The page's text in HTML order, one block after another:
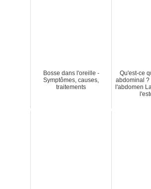
Bosse dans l'oreille -
Symptômes, causes,
traitements
Qu'est-ce
abdominal ?
l'abdomen